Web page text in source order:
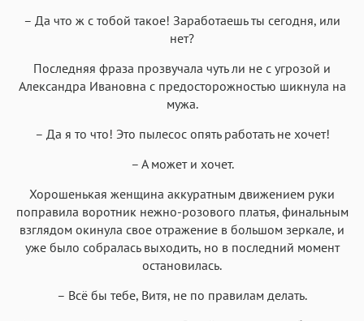
Аа
Roboto
Аа
Garamond
Аа
Fira Sans
Аа
Times
Аа
Iowan San Francisco Аа
SF Serif Аа
New York
Helvetica Neue
Аа
Arial Аа
Georgia Times New Roman
Аа
Courier
Аа Аа Аа
SF Mono
– Да что ж с тобой такое! Заработаешь ты сегодня, или
нет?
Последняя фраза прозвучала чуть ли не с угрозой и
Александра Ивановна с предосторожностью шикнула на
мужа.
– Да я то что! Это пылесос опять работать не хочет!
– А может и хочет.
Хорошенькая женщина аккуратным движением руки
поправила воротник нежно-розового платья, финальным
взглядом окинула свое отражение в большом зеркале, и
уже было собралась выходить, но в последний момент
остановилась.
– Всё бы тебе, Витя, не по правилам делать.